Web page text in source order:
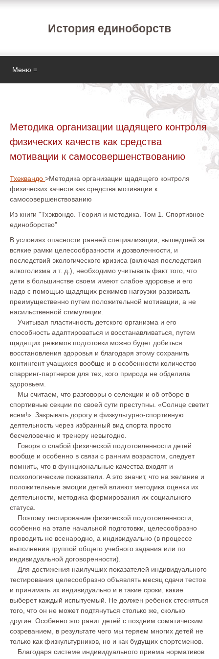
История единоборств
Меню ≡
Методика организации щадящего контроля
физических качеств как средства
мотивации к самосовершенствованию
Тхеквандо >Методика организации щадящего контроля
физических качеств как средства мотивации к
самосовершенствованию
Из книги "Тхэквондо. Теория и методика. Том 1. Спортивное
единоборство"
В условиях опасности ранней специализации, вышедшей за
всякие рамки целесообразности и дозволенности, и
последствий экологического кризиса (включая последствия
алкоголизма и т. д.), необходимо учитывать факт того, что
дети в большинстве своем имеют слабое здоровье и его
надо с помощью щадящих режимов нагрузки развивать
преимущественно путем положительной мотивации, а не
насильственной стимуляции.
Учитывая пластичность детского организма и его
способность адаптироваться и восстанавливаться, путем
щадящих режимов подготовки можно будет добиться
восстановления здоровья и благодаря этому сохранить
контингент учащихся вообще и в особенности количество
спарринг-партнеров для тех, кого природа не обделила
здоровьем.
Мы считаем, что разговоры о селекции и об отборе в
спортивные секции по своей сути преступны. «Солнце светит
всем!». Закрывать дорогу в физкультурно-спортивную
деятельность через избранный вид спорта просто
бесчеловечно и тренеру невыгодно.
Говоря о слабой физической подготовленности детей
вообще и особенно в связи с ранним возрастом, следует
помнить, что в функциональные качества входят и
психологические показатели. А это значит, что на желание и
положительные эмоции детей влияют методика оценки их
деятельности, методика формирования их социального
статуса.
Поэтому тестирование физической подготовленности,
особенно на этапе начальной подготовки, целесообразно
проводить не всенародно, а индивидуально (в процессе
выполнения группой общего учебного задания или по
индивидуальной договоренности).
Для достижения наилучших показателей индивидуального
тестирования целесообразно объявлять месяц сдачи тестов
и принимать их индивидуально и в такие сроки, какие
выберет каждый испытуемый. Не должен ребенок стесняться
того, что он не может подтянуться столько же, сколько
другие. Особенно это ранит детей с поздним соматическим
созреванием, в результате чего мы теряем многих детей не
только как физкультурников, но и как будущих спортсменов.
Благодаря системе индивидуального приема нормативов